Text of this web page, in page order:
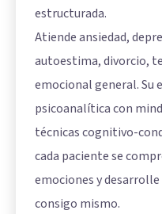
estructurada.
Atiende ansiedad,
autoestima, divorcio,
emocional general. Su
psicoanalítica con
técnicas cognitivo-
cada paciente se
emociones y
consigo mismo.